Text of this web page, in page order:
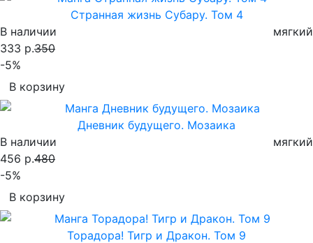
Странная жизнь Субару. Том 4
В наличии
мягкий
333 р.350
-5%
В корзину
Дневник будущего. Мозаика
В наличии
мягкий
456 р.480
-5%
В корзину
Торадора! Тигр и Дракон. Том 9